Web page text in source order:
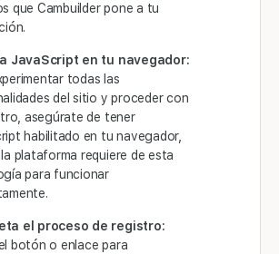
que Cambuilder pone a tu
JavaScript en tu navegador:
todas las
del sitio y proceder con
asegúrate de tener
habilitado en tu navegador,
plataforma requiere de esta
para funcionar
el proceso de registro:
botón o enlace para